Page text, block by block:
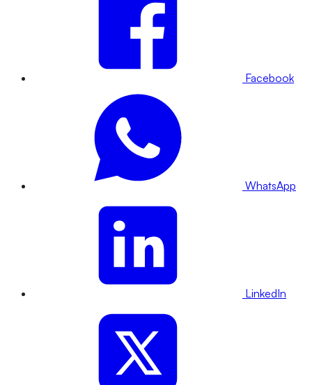
Facebook
WhatsApp
LinkedIn